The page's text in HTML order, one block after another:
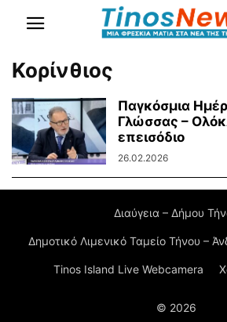
Κορίνθιος
Παγκόσμια
Γλώσσας –
επεισόδιο
26.02.2026
Διαύγεια – Δήμου
Δημοτικό Λιμενικό Ταμείο Τήνου –
Tinos Island Live Webcamera
© 2026